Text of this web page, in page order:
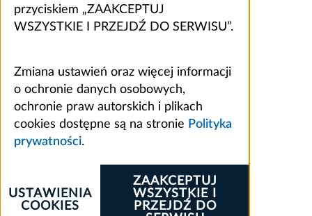
przyciskiem „ZAAKCEPTUJ
WSZYSTKIE I PRZEJDŹ DO SERWISU”.
Zmiana ustawień oraz więcej informacji
o ochronie danych osobowych,
ochronie praw autorskich i plikach
cookies dostępne są na stronie Polityka
prywatności.
ZAAKCEPTUJ
WSZYSTKIE I
PRZEJDŹ DO
USTAWIENIA
COOKIES